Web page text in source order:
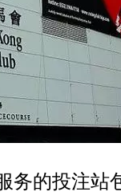
务的投注站